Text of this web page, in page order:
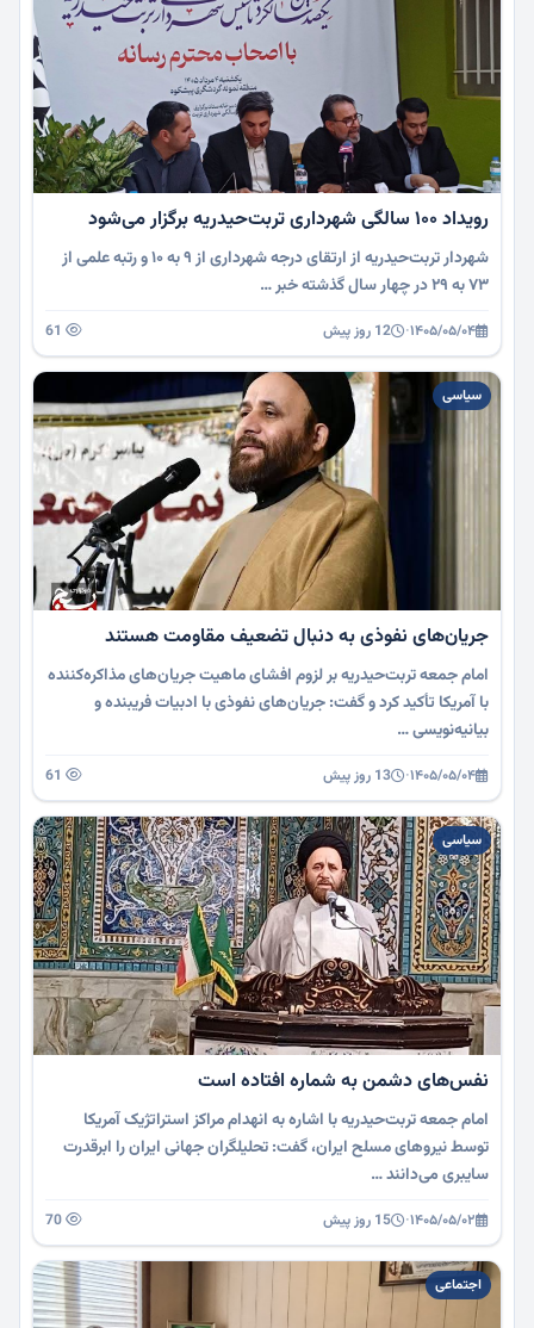
رویداد ۱۰۰ سالگی شهرداری تربت‌حیدریه برگزار می‌شود
شهردار تربت‌حیدریه از ارتقای درجه شهرداری از ۹ به ۱۰ و رتبه علمی از
۷۳ به ۲۹ در چهار سال گذشته خبر …
۱۴۰۵/۰۵/۰۴· 12 روز پیش
سیاسی
جریان‌های نفوذی به دنبال تضعیف مقاومت هستند
امام جمعه تربت‌حیدریه بر لزوم افشای ماهیت جریان‌های مذاکره‌کننده
با آمریکا تأکید کرد و گفت: جریان‌های نفوذی با ادبیات فریبنده و
بیانیه‌نویسی …
۱۴۰۵/۰۵/۰۴· 13 روز پیش
سیاسی
نفس‌های دشمن به شماره افتاده است
امام جمعه تربت‌حیدریه با اشاره به انهدام مراکز استراتژیک آمریکا
توسط نیروهای مسلح ایران، گفت: تحلیلگران جهانی ایران را ابرقدرت
سایبری می‌دانند …
۱۴۰۵/۰۵/۰۲· 15 روز پیش
اجتماعی